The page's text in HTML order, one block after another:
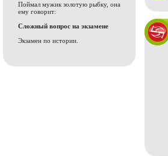
Поймал мужик золотую рыбку, она
ему говорит:
Сложный вопрос на экзамене
Экзамен по истории.